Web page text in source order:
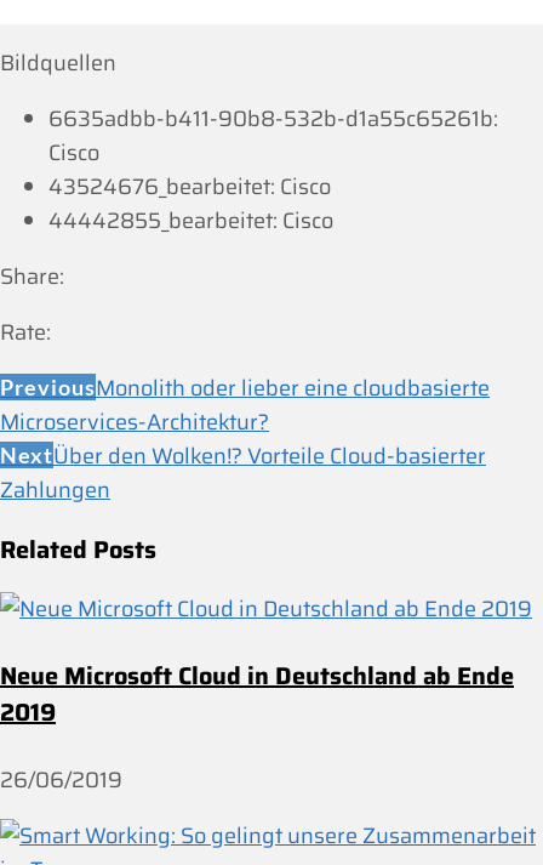
Bildquellen
6635adbb-b411-90b8-532b-d1a55c65261b:
Cisco
43524676_bearbeitet: Cisco
44442855_bearbeitet: Cisco
Share:
Rate:
PreviousMonolith oder lieber eine cloudbasierte
Microservices-Architektur?
NextÜber den Wolken!? Vorteile Cloud-basierter
Zahlungen
Related Posts
Neue Microsoft Cloud in Deutschland ab Ende
2019
26/06/2019